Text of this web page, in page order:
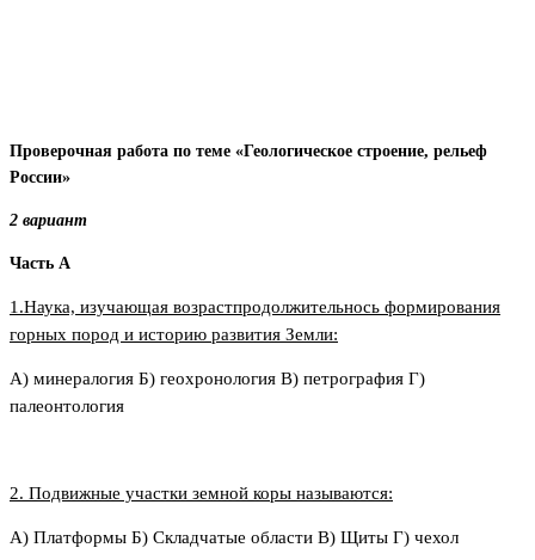
Проверочная работа по теме «Геологическое строение, рельеф
России»
2 вариант
Часть А
1.Наука, изучающая возрастпродолжительнось формирования
горных пород и историю развития Земли:
А) минералогия Б) геохронология В) петрография Г)
палеонтология
2. Подвижные участки земной коры называются:
А) Платформы Б) Складчатые области В) Щиты Г) чехол